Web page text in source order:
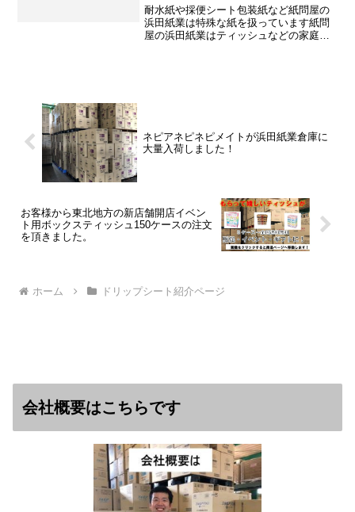
殊紙の一覧です。
耐水紙や採便シート包装紙など紙問屋の
浜田紙業は特殊な紙を扱っています紙問
屋の浜田紙業はティッシュなどの家庭紙
ネピアネピネピメイトが浜田紙業倉庫に
大量入荷しました！
お客様から東北地方の新店舗開店イベン
ト用ボックスティッシュ150ケースの注文
を頂きました。
ホーム ドリップシート紹介ページ
会社概要はこちらです